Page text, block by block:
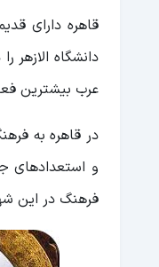
قاهره دارای
دانشگاه الازهر
عرب بیشترین
در قاهره به
فرهنگ در این